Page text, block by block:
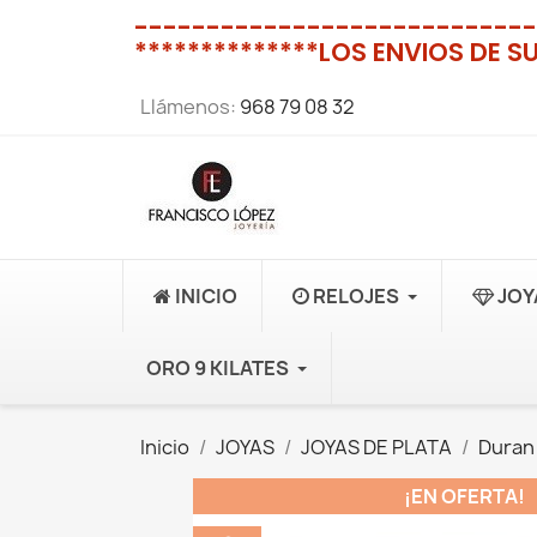
----------------------------
**************LOS ENVIOS DE
Llámenos: 968 79 08 32
INICIO RELOJES
ORO 9 KILATES
Inicio JOYAS JOYAS DE PLATA
¡EN OFERTA!